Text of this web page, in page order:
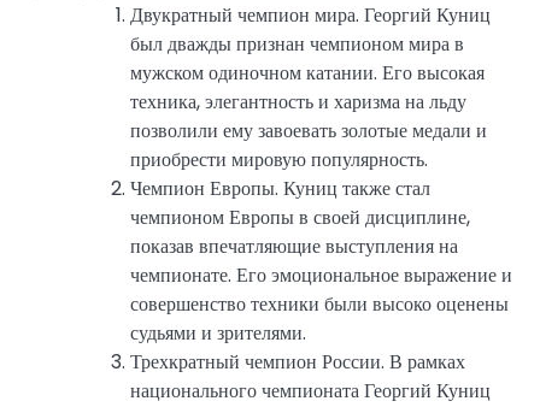
Двукратный чемпион мира. Георгий Куниц
был дважды признан чемпионом мира в
мужском одиночном катании. Его высокая
техника, элегантность и харизма на льду
позволили ему завоевать золотые медали и
приобрести мировую популярность.
Чемпион Европы. Куниц также стал
чемпионом Европы в своей дисциплине,
показав впечатляющие выступления на
чемпионате. Его эмоциональное выражение и
совершенство техники были высоко оценены
судьями и зрителями.
Трехкратный чемпион России. В рамках
национального чемпионата Георгий Куниц